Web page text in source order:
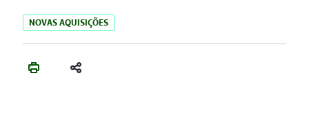
NOVAS AQUISIÇÕES